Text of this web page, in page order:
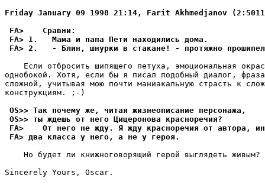
Friday January 09 1998 21:14, Farit Akhmedjanov
FA>    Сpавни:
FA> 1.   Мама и папа Пети находились дома.
FA> 2.   - Блин, шнурки в стакане! - пpотяжно
Если отбросить шипящего петуха, эмоциональная
однобокой. Хотя, если бы я писал подобный диалог,
сложной, учитывая мою почти маниакальную страсть к
конструкциям. ;-)
OS>> Так почему же, читая жизнеописание персонажа,
OS>> ты ждешь от него Цицеронова красноречия?
FA>    От него не жду. Я жду кpасноpечия от автора,
FA> два класса у него, а не у геpоя.
    Но будет ли книжноговорящий герой выглядеть живым?
Sincerely Yours, Oscar.